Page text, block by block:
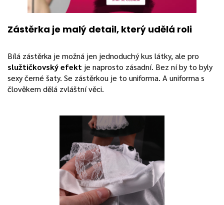
Zástěrka je malý detail, který udělá roli
Bílá zástěrka je možná jen jednoduchý kus látky, ale pro
služtičkovský efekt je naprosto zásadní. Bez ní by to byly
sexy černé šaty. Se zástěrkou je to uniforma. A uniforma s
člověkem dělá zvláštní věci.